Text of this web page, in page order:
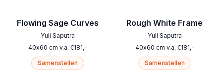
Flowing Sage Curves
Yuli Saputra
40x60 cm v.a. €181,-
Samenstellen
Rough White Frame
Yuli Saputra
40x60 cm v.a. €181,-
Samenstellen